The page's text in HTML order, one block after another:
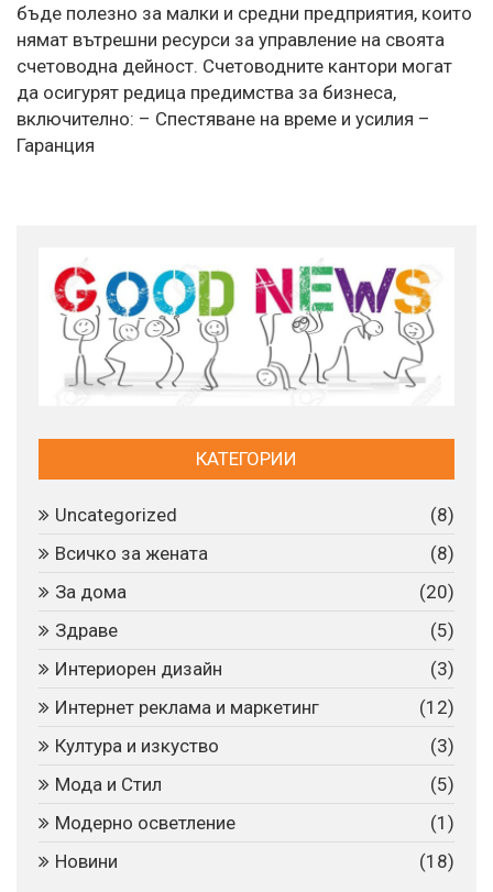
бъде полезно за малки и средни предприятия, които
нямат вътрешни ресурси за управление на своята
счетоводна дейност. Счетоводните кантори могат
да осигурят редица предимства за бизнеса,
включително: – Спестяване на време и усилия –
Гаранция
КАТЕГОРИИ
Uncategorized
(8)
Всичко за жената
(8)
За дома
(20)
Здраве
(5)
Интериорен дизайн
(3)
Интернет реклама и маркетинг
(12)
Култура и изкуство
(3)
Мода и Стил
(5)
Модерно осветление
(1)
Новини
(18)